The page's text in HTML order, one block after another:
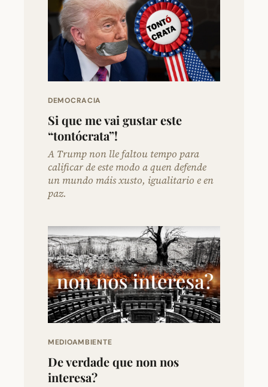
DEMOCRACIA
Si que me vai gustar este
“tontócrata”!
A Trump non lle faltou tempo para
calificar de este modo a quen defende
un mundo máis xusto, igualitario e en
paz.
MEDIOAMBIENTE
De verdade que non nos
interesa?